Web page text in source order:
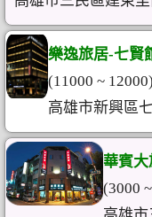
樂逸旅居-七賢
(11000 ~
高雄市新興區
華賓大
(3000